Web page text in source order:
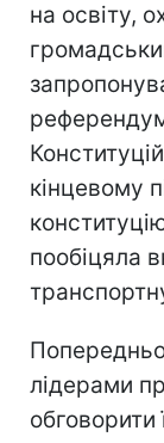
на освіту,
кінцевому
пообіцяла
лідерами
обговорити